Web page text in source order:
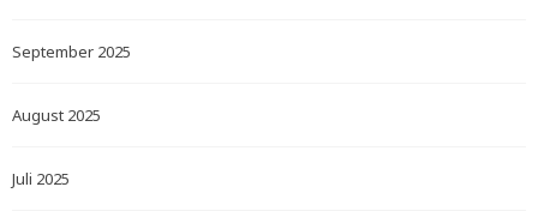
September 2025
August 2025
Juli 2025